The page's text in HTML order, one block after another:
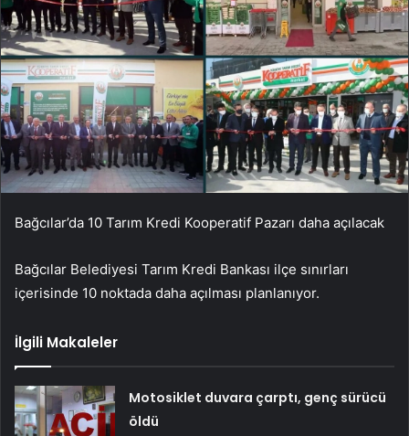
Bağcılar’da 10 Tarım Kredi Kooperatif Pazarı daha açılacak
Bağcılar Belediyesi Tarım Kredi Bankası ilçe sınırları
içerisinde 10 noktada daha açılması planlanıyor.
İlgili Makaleler
Motosiklet duvara çarptı, genç sürücü
öldü